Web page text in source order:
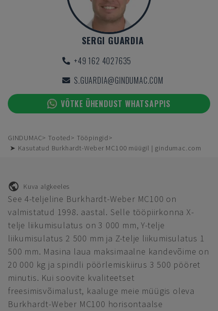
SERGI GUARDIA
+49 162 4027635
S.GUARDIA@GINDUMAC.COM
VÕTKE ÜHENDUST WHATSAPPIS
GINDUMAC Tooted
Tööpingid
➤ Kasutatud Burkhardt-Weber MC100 müügil | gindumac.com
Kuva algkeeles
See 4-teljeline Burkhardt-Weber MC100 on
valmistatud 1998. aastal. Selle tööpiirkonna X-
telje liikumisulatus on 3 000 mm, Y-telje
liikumisulatus 2 500 mm ja Z-telje liikumisulatus 1
500 mm. Masina laua maksimaalne kandevõime on
20 000 kg ja spindli pöörlemiskiirus 3 500 pööret
minutis. Kui soovite kvaliteetset
freesimisvõimalust, kaaluge meie müügis oleva
Burkhardt-Weber MC100 horisontaalse